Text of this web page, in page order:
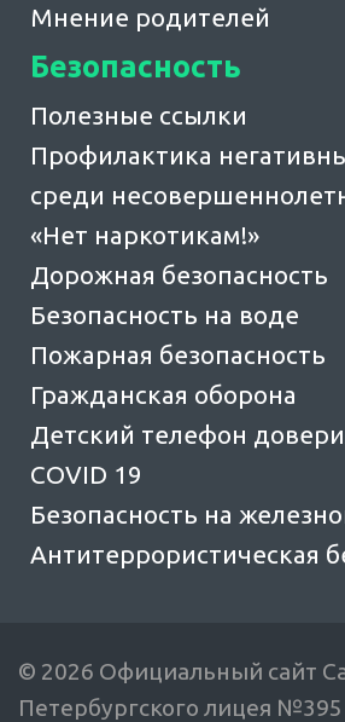
Мнение родителей
Безопасность
Полезные ссылки
Профилактика
среди
«Нет наркотикам!»
Дорожная безопасность
Безопасность на воде
Пожарная безопасность
Гражданская оборона
Детский телефон
COVID 19
Безопасность на
Антитеррористическая
© 2026 Официальный сайт
Петербургского лицея №395